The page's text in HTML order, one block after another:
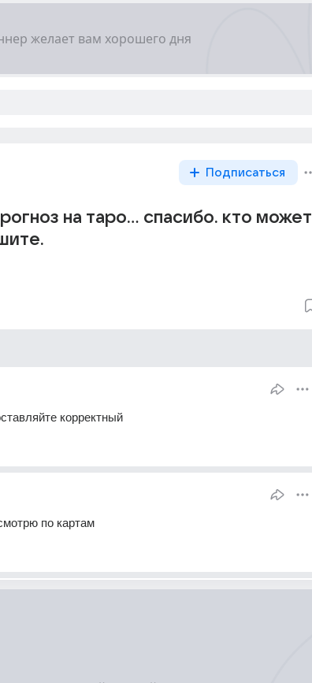
Подписаться
на таро... спасибо. кто может
корректный
по картам